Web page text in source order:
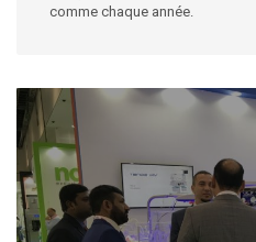
comme chaque année.